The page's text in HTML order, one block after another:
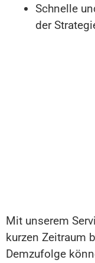
Schnelle
der
Mit unserem
kurzen Zeitraum
Demzufolge